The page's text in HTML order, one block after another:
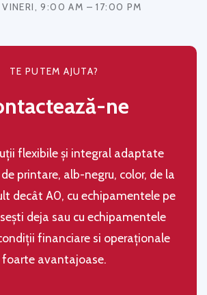
9:00 AM – 17:00 PM
TE PUTEM AJUTA?
ne
flexibile şi integral adaptate
printare, alb-negru, color, de la
decât A0, cu echipamentele pe
deja sau cu echipamentele
financiare si operaţionale
foarte avantajoase.